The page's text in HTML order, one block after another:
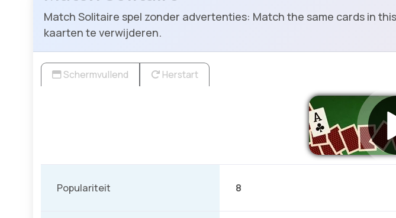
Match Solitaire spel zonder advertenties: Match the same cards in
kaarten te verwijderen.
Schermvullend Herstart
Populariteit 8